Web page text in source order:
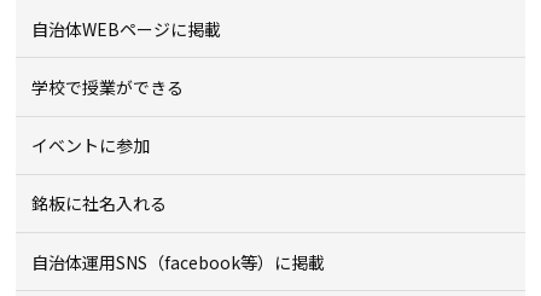
自治体WEBページに掲載
学校で授業ができる
イベントに参加
銘板に社名入れる
自治体運用SNS（facebook等）に掲載